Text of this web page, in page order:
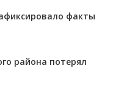
факты
района потерял